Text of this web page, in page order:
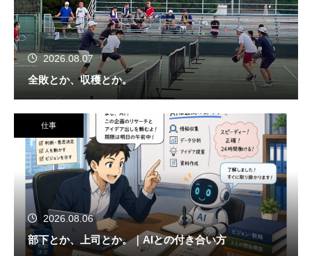
2026.08.07
全敗とか、収穫とか。
仕事
2026.08.06
部下とか、上司とか。｜AIとの付き合い方